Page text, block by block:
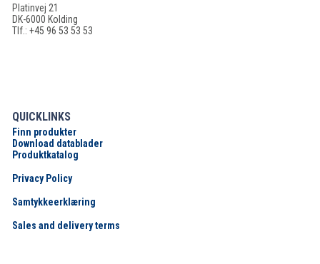
Platinvej 21
DK-6000 Kolding
Tlf.: +45 96 53 53 53
QUICKLINKS
Finn produkter
Download datablader
Produktkatalog
Privacy Policy
Samtykkeerklæring
Sales and delivery terms